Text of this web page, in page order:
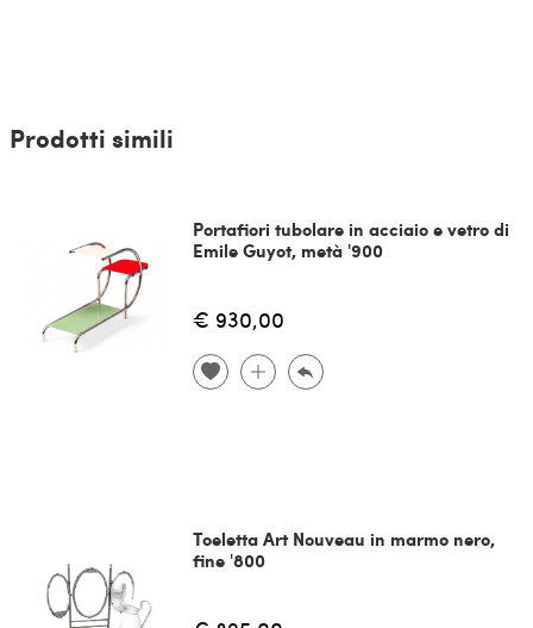
Prodotti simili
Portafiori tubolare in acciaio e vetro di
Emile Guyot, metà '900
€ 930,00
Toeletta Art Nouveau in marmo nero,
fine '800